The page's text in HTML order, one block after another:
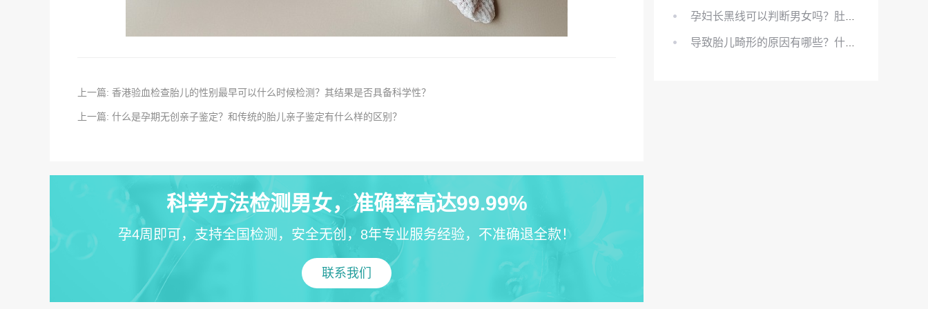
上一篇: 香港验血检查胎儿的性别最早可以什么时候检测？其结果是否具备科学性？
上一篇: 什么是孕期无创亲子鉴定？和传统的胎儿亲子鉴定有什么样的区别？
科学方法检测男女，准确率高达99.99%
孕4周即可，支持全国检测，安全无创，8年专业服务经验，不准确退全款！
联系我们